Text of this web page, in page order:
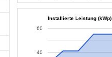
Installierte Leistung (kWp)
40
60